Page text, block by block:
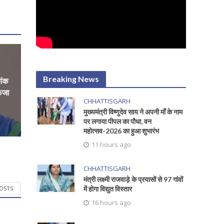
Breaking News
CHHATTISGARH
मुख्यमंत्री विष्णुदेव साय ने अपनी माँ के नाम
पर लगाया पीपल का पौधा, वन
महोत्सव-2026 का हुआ शुभारंभ
11 hours ago
CHHATTISGARH
मंत्री लक्ष्मी राजवाड़े के प्रयासों से 97 गांवों
में होगा विद्युत विस्तार
16 hours ago